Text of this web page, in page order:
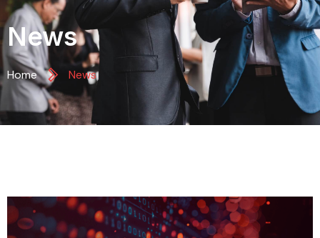
News
Home News